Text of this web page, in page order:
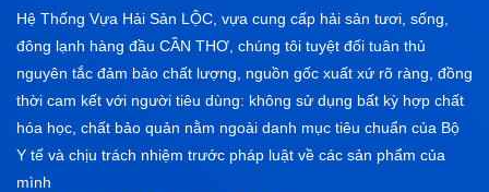
Hệ Thống Vựa Hải Sản LỘC, vựa cung cấp hải sản tươi, sống,
đông lạnh hàng đầu CẦN THƠ, chúng tôi tuyệt đối tuân thủ
nguyên tắc đảm bảo chất lượng, nguồn gốc xuất xứ rõ ràng, đồng
thời cam kết với người tiêu dùng: không sử dụng bất kỳ hợp chất
hóa học, chất bảo quản nằm ngoài danh mục tiêu chuẩn của Bộ
Y tế và chịu trách nhiệm trước pháp luật về các sản phẩm của
mình